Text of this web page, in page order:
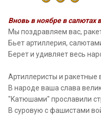
Вновь в ноябре в салютах
Мы поздравляем вас,
Бьет артиллерия,
Берет и удивляет весь
Артиллеристы и ракетные
В народе ваша слава
"Kатюшами" прославили
В суровую с фашистами